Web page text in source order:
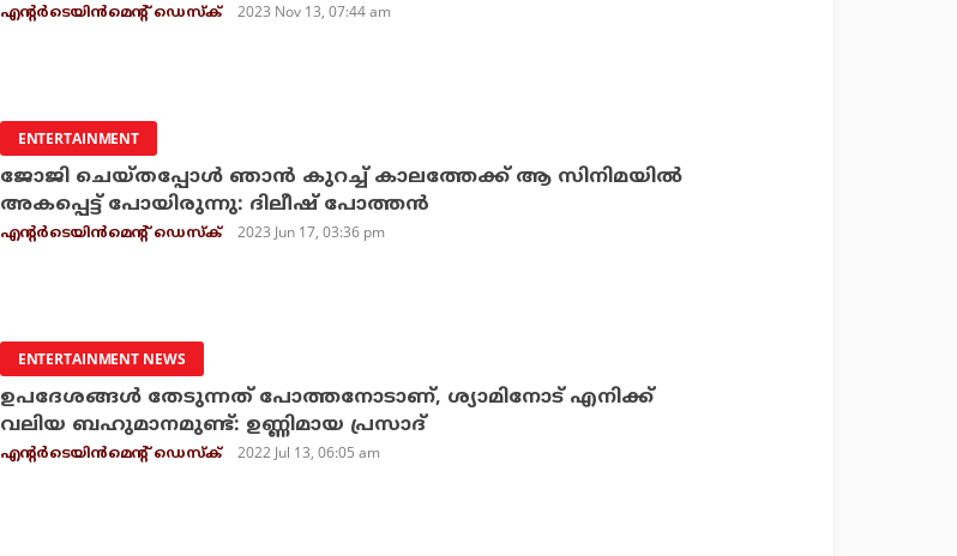
എന്റര്‍ടെയിന്‍മെന്റ് ഡെസ്‌ക് 2023 Nov 13, 07:44 am
ENTERTAINMENT
ജോജി ചെയ്തപ്പോൾ ഞാൻ കുറച്ച്‌ കാലത്തേക്ക് ആ സിനിമയിൽ
അകപ്പെട്ട് പോയിരുന്നു: ദിലീഷ് പോത്തൻ
എന്റര്‍ടെയിന്‍മെന്റ് ഡെസ്‌ക് 2023 Jun 17, 03:36 pm
ENTERTAINMENT NEWS
ഉപദേശങ്ങൾ തേടുന്നത് പോത്തനോടാണ്, ശ്യാമിനോട് എനിക്ക്
വലിയ ബഹുമാനമുണ്ട്: ഉണ്ണിമായ പ്രസാദ്
എന്റര്‍ടെയിന്‍മെന്റ് ഡെസ്‌ക് 2022 Jul 13, 06:05 am